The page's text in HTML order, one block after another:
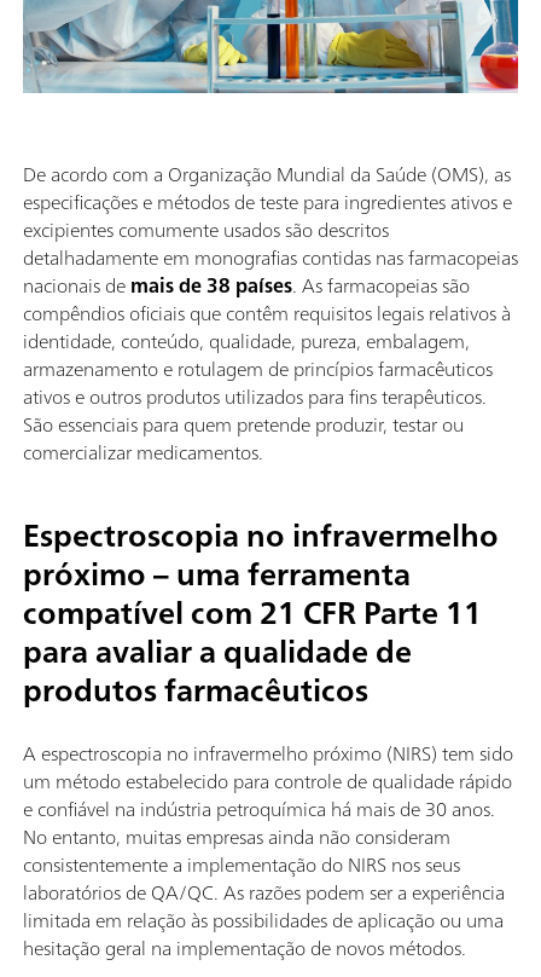
De acordo com a Organização Mundial da Saúde (OMS), as
especificações e métodos de teste para ingredientes ativos e
excipientes comumente usados são descritos
detalhadamente em monografias contidas nas farmacopeias
nacionais demais de 38 países. As farmacopeias são
compêndios oficiais que contêm requisitos legais relativos à
identidade, conteúdo, qualidade, pureza, embalagem,
armazenamento e rotulagem de princípios farmacêuticos
ativos e outros produtos utilizados para fins terapêuticos.
São essenciais para quem pretende produzir, testar ou
comercializar medicamentos.
Espectroscopia no infravermelho
próximo – uma ferramenta
compatível com 21 CFR Parte 11
para avaliar a qualidade de
produtos farmacêuticos
A espectroscopia no infravermelho próximo (NIRS) tem sido
um método estabelecido para controle de qualidade rápido
e confiável na indústria petroquímica há mais de 30 anos.
No entanto, muitas empresas ainda não consideram
consistentemente a implementação do NIRS nos seus
laboratórios de QA/QC. As razões podem ser a experiência
limitada em relação às possibilidades de aplicação ou uma
hesitação geral na implementação de novos métodos.